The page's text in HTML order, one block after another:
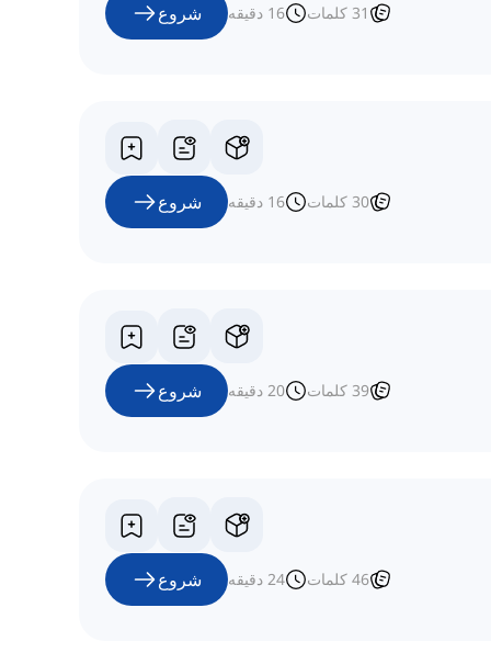
31 کلمات 16 دقیقه شروع
30 کلمات 16 دقیقه شروع
39 کلمات 20 دقیقه شروع
46 کلمات 24 دقیقه شروع